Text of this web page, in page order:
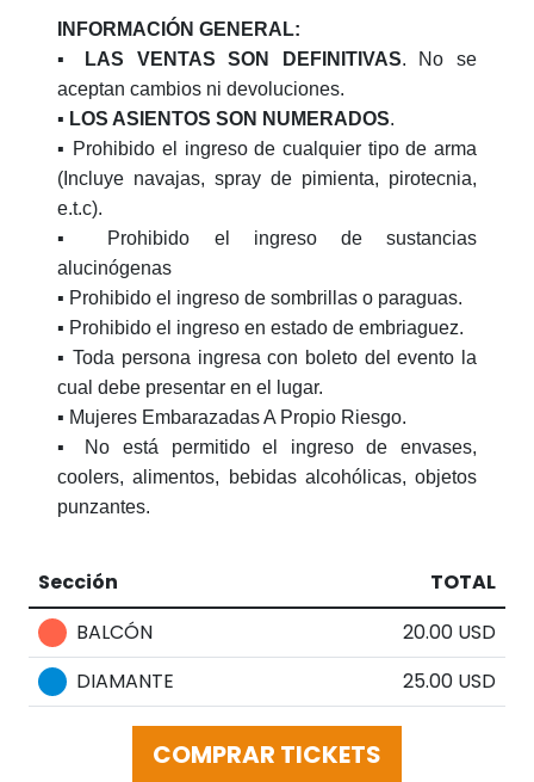
INFORMACIÓN GENERAL:
▪️
LAS VENTAS SON DEFINITIVAS. No se
aceptan cambios ni devoluciones.
▪️ LOS ASIENTOS SON NUMERADOS.
▪️ Prohibido el ingreso de cualquier tipo de arma
(Incluye navajas, spray de pimienta, pirotecnia,
e.t.c).
▪️ Prohibido el ingreso de sustancias
alucinógenas
▪️ Prohibido el ingreso de sombrillas o paraguas.
▪️ Prohibido el ingreso en estado de embriaguez.
▪️ Toda persona ingresa con boleto del evento la
cual debe presentar en el lugar.
▪️ Mujeres Embarazadas A Propio Riesgo.
▪️ No está permitido el ingreso de envases,
coolers, alimentos, bebidas alcohólicas, objetos
punzantes.
Sección
TOTAL
BALCÓN
20.00 USD
DIAMANTE
25.00 USD
COMPRAR TICKETS